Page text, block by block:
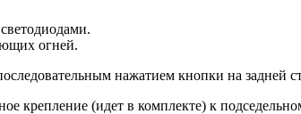
огней.
нажатием кнопки на задней
крепление (идет в комплекте) к